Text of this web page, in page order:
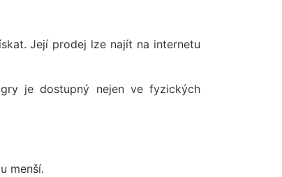
Její prodej lze najít na internetu
je dostupný nejen ve fyzických
menší.